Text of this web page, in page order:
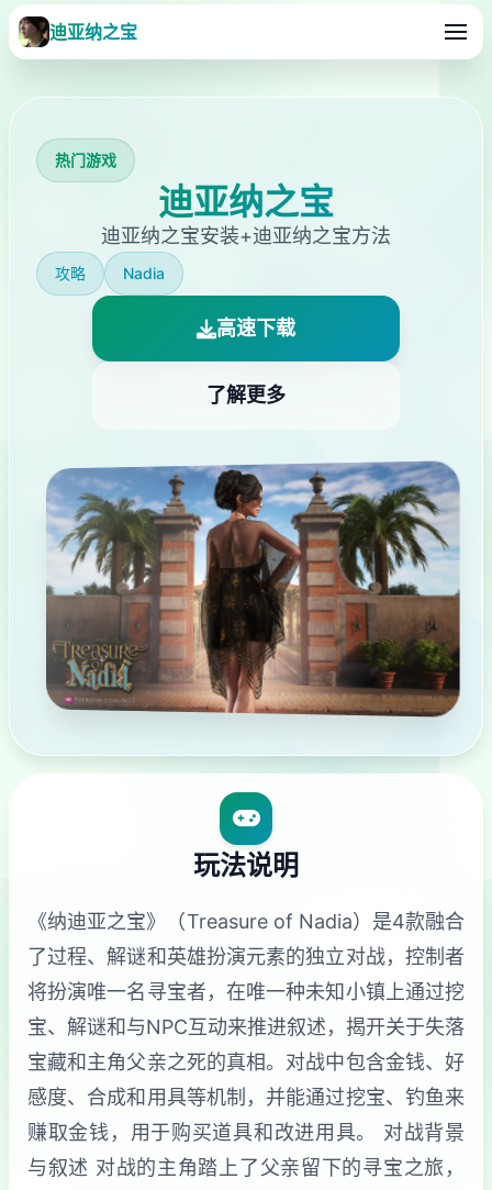
迪亚纳之宝
热门游戏
迪亚纳之宝
迪亚纳之宝安装+迪亚纳之宝方法
攻略 Nadia
高速下载
了解更多
玩法说明
《纳迪亚之宝》（Treasure of Nadia）是4款融合
了过程、解谜和英雄扮演元素的独立对战，控制者
将扮演唯一名寻宝者，在唯一种未知小镇上通过挖
宝、解谜和与NPC互动来推进叙述，揭开关于失落
宝藏和主角父亲之死的真相。对战中包含金钱、好
感度、合成和用具等机制，并能通过挖宝、钓鱼来
赚取金钱，用于购买道具和改进用具。 对战背景
与叙述 对战的主角踏上了父亲留下的寻宝之旅，